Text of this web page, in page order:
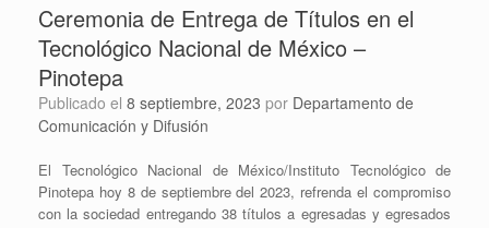
Ceremonia de Entrega de Títulos en el
Tecnológico Nacional de México –
Pinotepa
Publicado el 8 septiembre, 2023 por Departamento de
Comunicación y Difusión
El Tecnológico Nacional de México/Instituto Tecnológico de
Pinotepa hoy 8 de septiembre del 2023, refrenda el compromiso
con la sociedad entregando 38 títulos a egresadas y egresados